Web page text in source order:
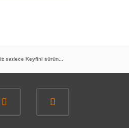
sadece Keyfini sürün...